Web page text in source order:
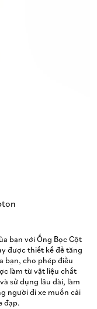
bạn với Ống Bọc Cột
được thiết kế để tăng
bạn, cho phép điều
làm từ vật liệu chất
sử dụng lâu dài, làm
người đi xe muốn cải
đạp.